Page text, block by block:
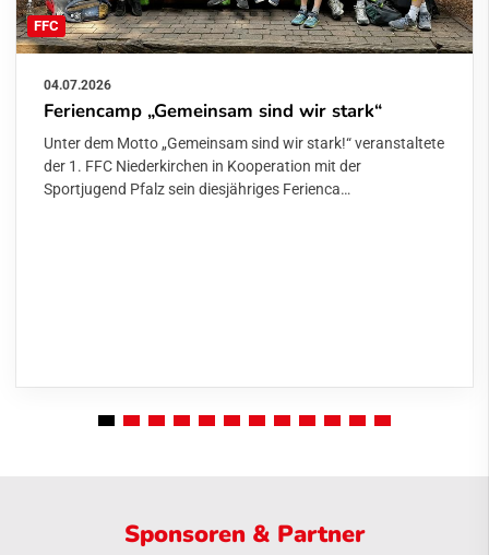
FFC
04.07.2026
Feriencamp „Gemeinsam sind wir stark“
Unter dem Motto „Gemeinsam sind wir stark!“ veranstaltete
der 1. FFC Niederkirchen in Kooperation mit der
Sportjugend Pfalz sein diesjähriges Ferienca…
Sponsoren & Partner